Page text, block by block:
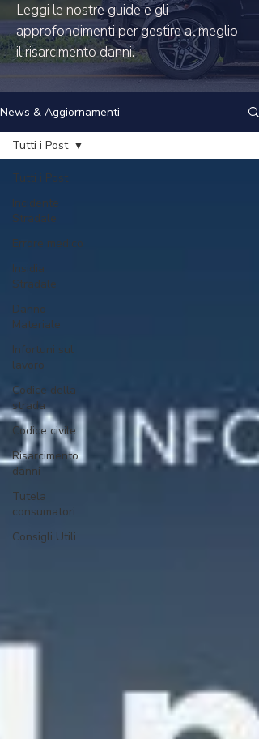
Leggi le nostre guide e gli
approfondimenti per gestire al meglio
il risarcimento danni.
News & Aggiornamenti
Tutti i Post
Incidente
Stradale
Errore medico
Insidia
Stradale
Danno
Materiale
Infortuni sul
lavoro
Codice della
strada
Codice civile
Risarcimento
danni
Tutela
consumatori
Consigli Utili
Tutti i Post